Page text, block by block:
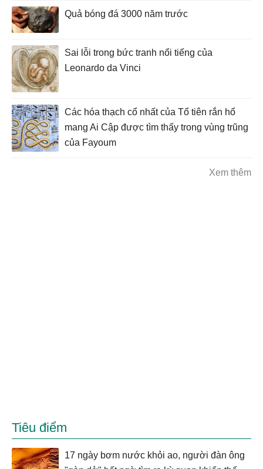
Quả bóng đá 3000 năm trước
Sai lỗi trong bức tranh nổi tiếng của
Leonardo da Vinci
Các hóa thạch cổ nhất của Tổ tiên rắn hổ
mang Ai Cập được tìm thấy trong vùng trũng
của Fayoum
Xem thêm
Tiêu điểm
17 ngày bơm nước khỏi ao, người đàn ông